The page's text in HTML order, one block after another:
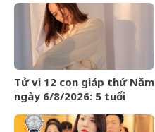
Tử vi 12 con giáp thứ Năm
ngày 6/8/2026: 5 tuổi